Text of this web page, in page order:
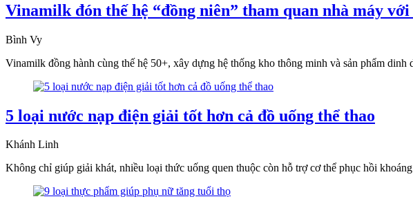
Vinamilk đón thế hệ “đồng niên” tham quan nhà máy
Bình Vy
Vinamilk đồng hành cùng thế hệ 50+, xây dựng hệ thống kho thông minh và sản phẩm
5 loại nước nạp điện giải tốt hơn cả đồ uống thể thao
Khánh Linh
Không chỉ giúp giải khát, nhiều loại thức uống quen thuộc còn hỗ trợ cơ thể phục hồi